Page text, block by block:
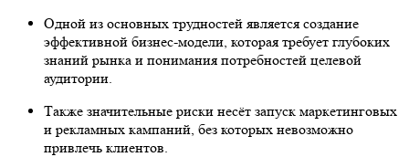
Одной из основных трудностей является создание
эффективной бизнес-модели, которая требует глубоких
знаний рынка и понимания потребностей целевой
аудитории.
Также значительные риски несёт запуск маркетинговых
и рекламных кампаний, без которых невозможно
привлечь клиентов.